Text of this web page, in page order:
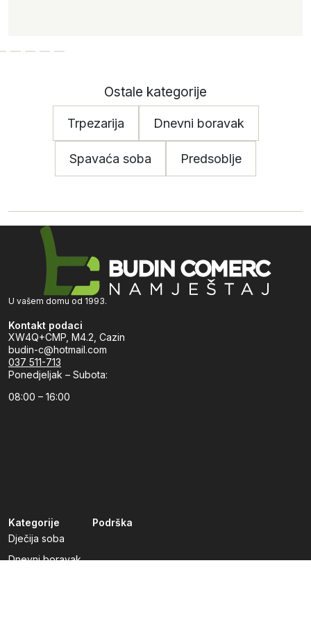
Ostale kategorije
Trpezarija Dnevni boravak
Spavaća soba Predsoblje
U vašem domu od 1993.
Kontakt podaci
XW4Q+CMP, M4.2, Cazin
budin-c@hotmail.com
037 511-713
Ponedjeljak – Subota:
08:00 – 16:00
Kategorije
Dječija soba
Dnevni boravak
Podrška